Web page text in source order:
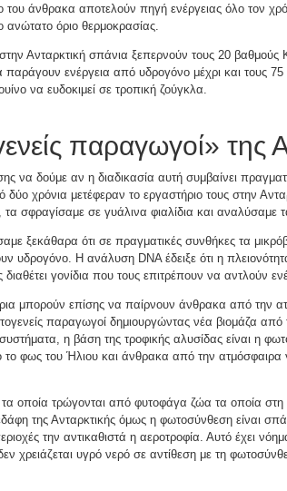
του άνθρακα αποτελούν πηγή ενέργειας όλο τον
όριο θερμοκρασίας.
Ανταρκτική σπάνια ξεπερνούν τους 20
παράγουν ενέργεια από υδρογόνο μέχρι και τους
να ευδοκιμεί σε τροπική ζούγκλα.
παραγωγοί» της
να δούμε αν η διαδικασία αυτή συμβαίνει
χρόνια μετέφεραν το εργαστήριο τους στην
σφραγίσαμε σε γυάλινα φιαλίδια και αναλύσαμε
ξεκάθαρα ότι σε πραγματικές συνθήκες τα
υδρογόνο. Η ανάλυση DNA έδειξε ότι η
γονίδια που τους επιτρέπουν να αντλούν
μπορούν επίσης να παίρνουν άνθρακα από την
παραγωγοί δημιουργώντας νέα βιομάζα από
η βάση της τροφικής αλυσίδας είναι η
το φως του Ήλιου και άνθρακα από την ατμόσφαιρα
οποία τρώγονται από φυτοφάγα ζώα τα οποία στη
της Ανταρκτικής όμως η φωτοσύνθεση είναι
την αντικαθιστά η αεροτροφία. Αυτό έχει
χρειάζεται υγρό νερό σε αντίθεση με τη